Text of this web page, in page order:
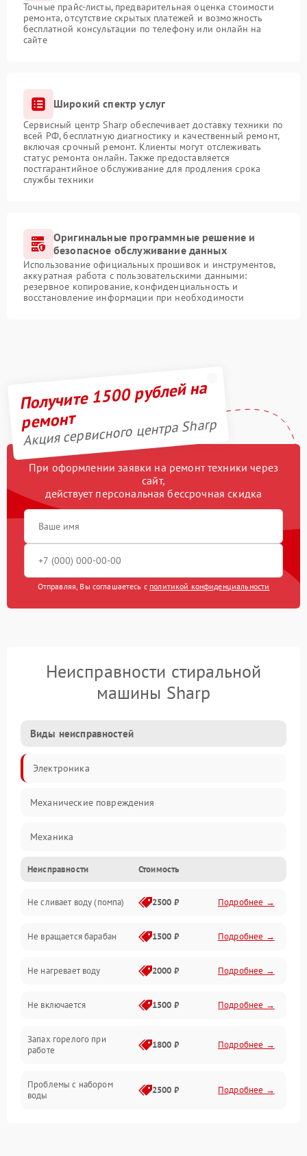
Точные прайс-листы, предварительная оценка стоимости
ремонта, отсутствие скрытых платежей и возможность
бесплатной консультации по телефону или онлайн на
сайте
Широкий спектр услуг
Сервисный центр Sharp обеспечивает доставку техники по
всей РФ, бесплатную диагностику и качественный ремонт,
включая срочный ремонт. Клиенты могут отслеживать
статус ремонта онлайн. Также предоставляется
постгарантийное обслуживание для продления срока
службы техники
Оригинальные программные решение и
безопасное обслуживание данных
Использование официальных прошивок и инструментов,
аккуратная работа с пользовательскими данными:
резервное копирование, конфиденциальность и
восстановление информации при необходимости
Получите 1500 рублей на
ремонт
Акция сервисного центра Sharp
При оформлении заявки на ремонт техники через
сайт,
действует персональная бессрочная скидка
Отправляя, Вы соглашаетесь с политикой конфиденциальности
Неисправности стиральной
машины Sharp
Виды неисправностей
Электроника
Механические повреждения
Механика
Электропитание
Водоснабжение
Слив
Программное обеспечение
Неисправности Стоимость
Не сливает воду (помпа) 2500 ₽ Подробнее →
Не вращается барабан 1500 ₽ Подробнее →
Не нагревает воду 2000 ₽ Подробнее →
Не включается 1500 ₽ Подробнее →
Запах горелого при
работе
1800 ₽ Подробнее →
Проблемы с набором
воды
2500 ₽ Подробнее →